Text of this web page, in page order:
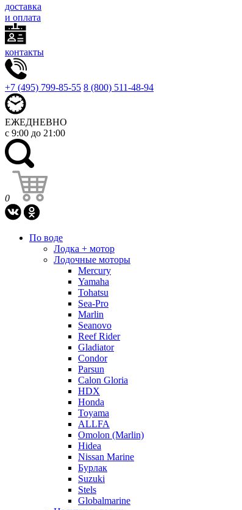
доставка
и оплата
контакты
+7 (495) 799-85-55 8 (800) 511-48-94
ЕЖЕДНЕВНО
с 9:00 до 21:00
0
По воде
Лодка + мотор
Лодочные моторы
Mercury
Yamaha
Tohatsu
Sea-Pro
Marlin
Seanovo
Reef Rider
Gladiator
Condor
Parsun
Calon Gloria
HDX
Honda
Toyama
ALLFA
Omolon (Marlin)
Hidea
Nissan Marine
Бурлак
Suzuki
Stels
Globalmarine